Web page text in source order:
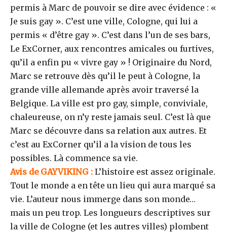
permis à Marc de pouvoir se dire avec évidence : «
Je suis gay ». C’est une ville, Cologne, qui lui a
permis « d’être gay ». C’est dans l’un de ses bars,
Le ExCorner, aux rencontres amicales ou furtives,
qu’il a enfin pu « vivre gay » ! Originaire du Nord,
Marc se retrouve dès qu’il le peut à Cologne, la
grande ville allemande après avoir traversé la
Belgique. La ville est pro gay, simple, conviviale,
chaleureuse, on n’y reste jamais seul. C’est là que
Marc se découvre dans sa relation aux autres. Et
c’est au ExCorner qu’il a la vision de tous les
possibles. Là commence sa vie.
Avis de GAYVIKING : L’histoire est assez originale.
Tout le monde a en tête un lieu qui aura marqué sa
vie. L’auteur nous immerge dans son monde…
mais un peu trop. Les longueurs descriptives sur
la ville de Cologne (et les autres villes) plombent